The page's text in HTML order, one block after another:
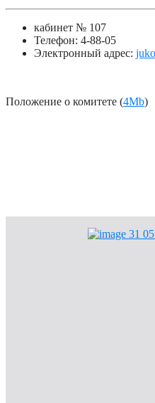
кабинет № 107
Телефон: 4-88-05
Электронный адрес:
Положение о комитете (4Mb)